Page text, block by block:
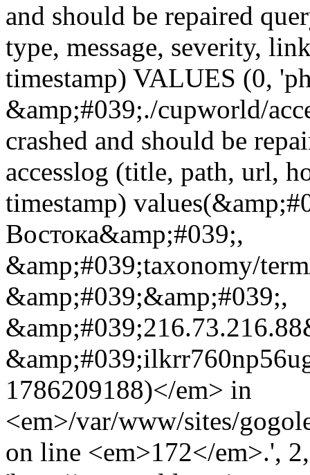
and should be repaired
type, message, severity,
timestamp) VALUES (0,
&amp;#039;./cupworld/
crashed and should be
accesslog (title, path, url,
timestamp)
Востока&amp;#039;,
&amp;#039;taxonomy/
&amp;#039;&amp;#039;,
1786209188)</em> in
<em>/var/www/sites/
on line <em>172</em>.',